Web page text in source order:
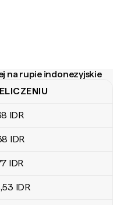
na rupie indonezyjskie
rupie indonezyjskie
IDR
IDR
IDR
,53 IDR